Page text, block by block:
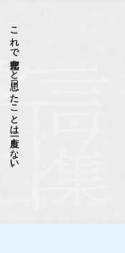
これで完璧だと思ったことは一度もない、